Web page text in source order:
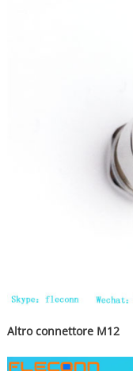
Altro connettore M12